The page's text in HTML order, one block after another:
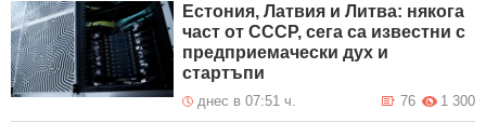
Естония, Латвия и Литва: някога
част от СССР, сега са известни с
предприемачески дух и
стартъпи
днес в 07:51 ч. 1 300
76